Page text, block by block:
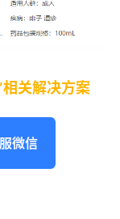
关解决方案
微信